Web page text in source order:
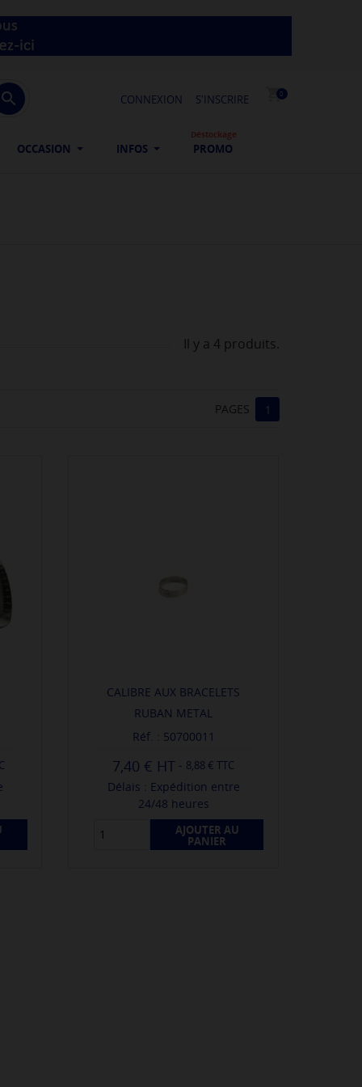
 CONNEXION S'INSCRIRE shopping_cart
0
OCCASION INFOS PROMO
Déstockage
Il y a 4 produits.
PAGES 1
CALIBRE AUX BRACELETS
RUBAN METAL
Réf. : 50700011
7,40 € - 8,88 € TTC
Délais : Expédition entre
24/48 heures
AJOUTER AU
PANIER